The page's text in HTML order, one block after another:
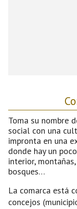
Toma su nombre
social con una
impronta en una
donde hay un
interior,
bosques…
La comarca está
concejos